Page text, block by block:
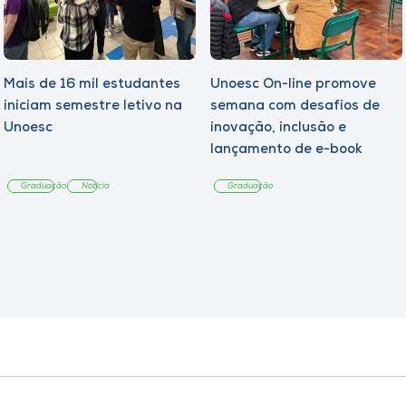
Mais de 16 mil estudantes
iniciam semestre letivo na
Unoesc
Graduação Notícia
Unoesc On-line promove
semana com desafios de
inovação, inclusão e
lançamento de e-book
Graduação